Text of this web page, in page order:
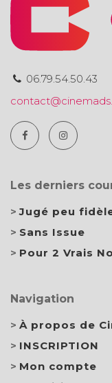
06.79.54.50.43
Les derniers
Jugé peu
Sans Issue
Pour 2 Vrais
Navigation
À propos de
INSCRIPTION
Mon compte